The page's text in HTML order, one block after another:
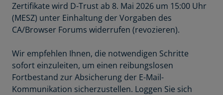
Zertifikate wird D-Trust ab 8. Mai 2026 um 15:00 Uhr
(MESZ) unter Einhaltung der Vorgaben des
CA/Browser Forums widerrufen (revozieren).
Wir empfehlen Ihnen, die notwendigen Schritte
sofort einzuleiten, um einen reibungslosen
Fortbestand zur Absicherung der E-Mail-
Kommunikation sicherzustellen. Loggen Sie sich